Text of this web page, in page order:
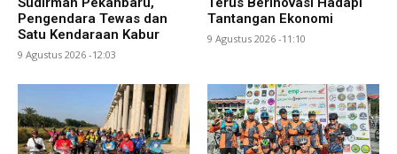
Pengendara Tewas dan
Satu Kendaraan Kabur
9 Agustus 2026 -12:03
Tantangan Ekonomi
9 Agustus 2026 -11:10